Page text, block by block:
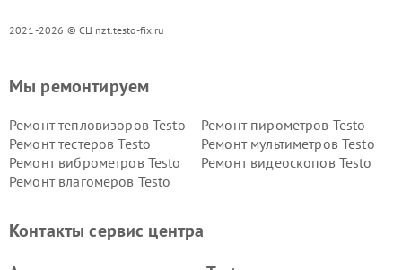
2021-2026 © СЦ nzt.testo-fix.ru
Мы ремонтируем
Ремонт тепловизоров Testo
Ремонт пирометров Testo
Ремонт тестеров Testo
Ремонт мультиметров Testo
Ремонт виброметров Testo
Ремонт видеоскопов Testo
Ремонт влагомеров Testo
Контакты сервис центра